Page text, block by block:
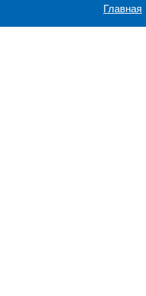
Главная